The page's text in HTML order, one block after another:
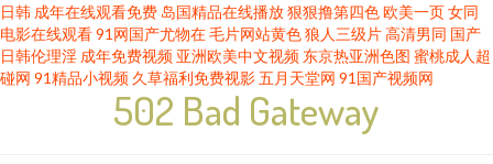
日韩 成年在线观看免费 岛国精品在线播放狠狠撸第四色欧美一页女同
电影在线观看91网国产尤物在毛片网站黄色狼人三级片高清男同 国产
日韩伦理淫 成年免费视频 亚洲欧美中文视频 东京热亚洲色图 蜜桃成人超
碰网 91精品小视频 久草福利免费视影五月天堂网 91国产视频网
502 Bad Gateway